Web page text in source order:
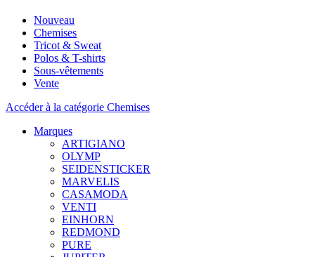
Nouveau
Chemises
Tricot & Sweat
Polos & T-shirts
Sous-vêtements
Vente
Accéder à la catégorie Chemises
Marques
ARTIGIANO
OLYMP
SEIDENSTICKER
MARVELIS
CASAMODA
VENTI
EINHORN
REDMOND
PURE